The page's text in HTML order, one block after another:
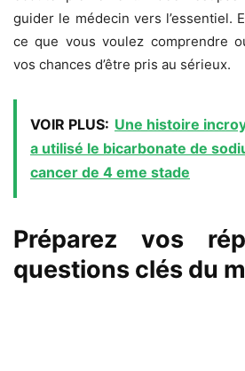
guider le médecin vers l’essentiel.
ce que vous voulez comprendre
vos chances d’être pris au sérieux.
VOIR PLUS: Une histoire
a utilisé le bicarbonate de
cancer de 4 eme stade
Préparez vos
questions clés du